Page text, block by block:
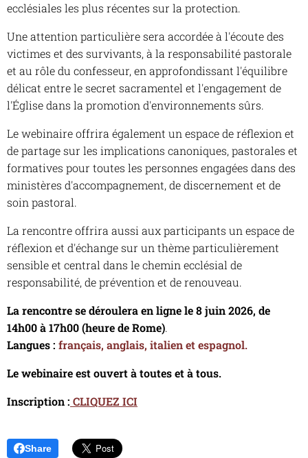
ecclésiales les plus récentes sur la protection.
Une attention particulière sera accordée à l'écoute des
victimes et des survivants, à la responsabilité pastorale
et au rôle du confesseur, en approfondissant l'équilibre
délicat entre le secret sacramentel et l'engagement de
l'Église dans la promotion d'environnements sûrs.
Le webinaire offrira également un espace de réflexion et
de partage sur les implications canoniques, pastorales et
formatives pour toutes les personnes engagées dans des
ministères d'accompagnement, de discernement et de
soin pastoral.
La rencontre offrira aussi aux participants un espace de
réflexion et d'échange sur un thème particulièrement
sensible et central dans le chemin ecclésial de
responsabilité, de prévention et de renouveau.
La rencontre se dérouleraen ligne le 8 juin 2026, de
14h00 à 17h00 (heure de Rome).
Langues : français, anglais, italien et espagnol.
Le webinaire est ouvert à toutes et à tous.
Inscription : CLIQUEZ ICI
Share